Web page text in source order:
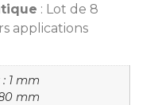
: Lot de 8
applications
1 mm
mm